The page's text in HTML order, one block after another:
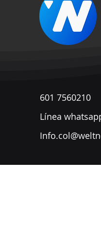
601 7560210
​Línea